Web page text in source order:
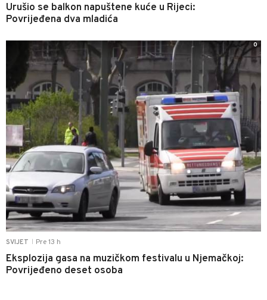
Urušio se balkon napuštene kuće u Rijeci:
Povrijeđena dva mladića
SVIJET Pre 13 h
Eksplozija gasa na muzičkom festivalu u Njemačkoj:
Povrijeđeno deset osoba
0